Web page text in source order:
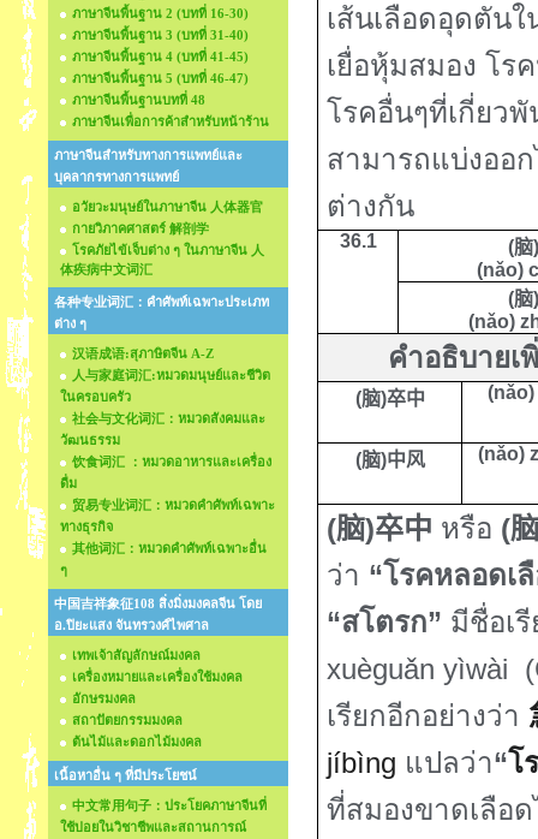
ภาษาจีนพื้นฐาน 2 (บทที่ 16-30)
ภาษาจีนพื้นฐาน 3 (บทที่ 31-40)
ภาษาจีนพื้นฐาน 4 (บทที่ 41-45)
ภาษาจีนพื้นฐาน 5 (บทที่ 46-47)
ภาษาจีนพื้นฐานบทที่ 48
ภาษาจีนเพื่อการค้าสำหรับหน้าร้าน
ภาษาจีนสำหรับทางการแพทย์และ
บุคลากรทางการแพทย์
อวัยวะมนุษย์ในภาษาจีน 人体器官
กายวิภาคศาสตร์ 解剖学
โรคภัยไข้เจ็บต่าง ๆ ในภาษาจีน 人
体疾病中文词汇
各种专业词汇：คำศัพท์เฉพาะประเภท
ต่าง ๆ
汉语成语:สุภาษิตจีน A-Z
人与家庭词汇:หมวดมนุษย์และชีวิต
ในครอบครัว
社会与文化词汇：หมวดสังคมและ
วัฒนธรรม
饮食词汇 ：หมวดอาหารและเครื่อง
ดื่ม
贸易专业词汇：หมวดคำศัพท์เฉพาะ
ทางธุรกิจ
其他词汇：หมวดคำศัพท์เฉพาะอื่น
ๆ
中国吉祥象征108 สิ่งมิ่งมงคลจีน โดย
อ.ปิยะแสง จันทรวงศ์ไพศาล
เทพเจ้าสัญลักษณ์มงคล
เครื่องหมายและเครื่องใช้มงคล
อักษรมงคล
สถาปัตยกรรมมงคล
ต้นไม้และดอกไม้มงคล
เนื้อหาอื่น ๆ ที่มีประโยชน์
中文常用句子：ประโยคภาษาจีนที่
ใช้บ่อยในวิชาชีพและสถานการณ์
เส้นเลือดอุดตัน
เยื่อหุ้มสมองโร
โรคอื่นๆที่เกี่ยว
สามารถแบ่งออ
ต่างกัน
36.1 (脑)
(nǎo)
(脑)
(nǎo)
คำอธิบายเ
(脑)卒中
(脑)中风 (nǎo)
(脑)卒中 หรือ (
ว่า “โรคหลอดเ
“สโตรก” มีชื่อเ
xuèguǎn yìwài (
เรียกอีกอย่างว่า
jíbìng แปลว่า“โ
ที่สมองขาดเลือ